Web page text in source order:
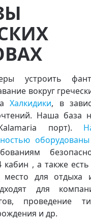
устроить
вокруг
Халкидики, в
Наша база
порт).
оборудованы
, а также есть
место для отдыха
для
проведение
и др.